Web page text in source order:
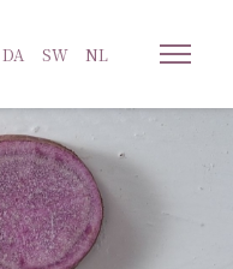
DA SW NL